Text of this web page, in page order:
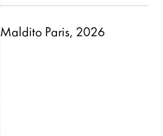
Maldito Paris, 2026